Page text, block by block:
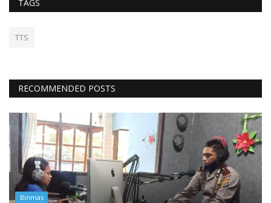
TAGS
TTS
RECOMMENDED POSTS
Binmas